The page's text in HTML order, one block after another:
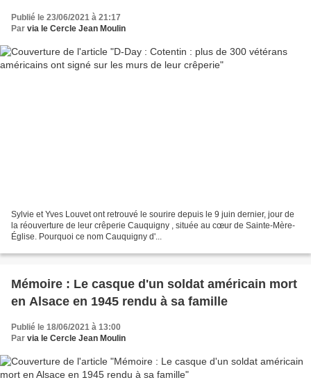
Publié le 23/06/2021 à 21:17
Par via le Cercle Jean Moulin
Sylvie et Yves Louvet ont retrouvé le sourire depuis le 9 juin dernier, jour de
la réouverture de leur crêperie Cauquigny , située au cœur de Sainte-Mère-
Église. Pourquoi ce nom Cauquigny d'...
Mémoire : Le casque d'un soldat américain mort
en Alsace en 1945 rendu à sa famille
Publié le 18/06/2021 à 13:00
Par via le Cercle Jean Moulin